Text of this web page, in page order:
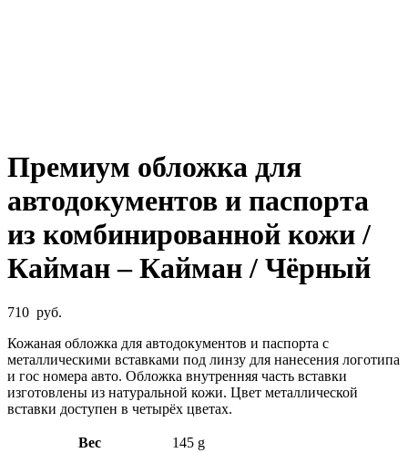
Премиум обложка для
автодокументов и паспорта
из комбинированной кожи /
Кайман – Кайман / Чёрный
710 руб.
Кожаная обложка для автодокументов и паспорта с
металлическими вставками под линзу для нанесения логотипа
и гос номера авто. Обложка внутренняя часть вставки
изготовлены из натуральной кожи. Цвет металлической
вставки доступен в четырёх цветах.
Вес
145 g